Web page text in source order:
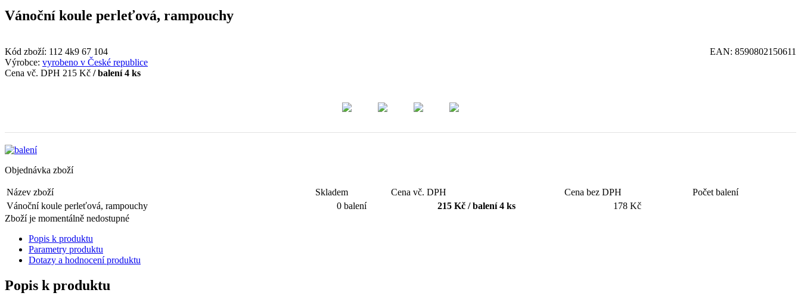
Vánoční koule perleťová, rampouchy
Kód zboží: 112 4k9 67 104 EAN: 8590802150611
Výrobce: vyrobeno v České republice
Cena vč. DPH 215 Kč / balení 4 ks
Objednávka zboží
Název zboží Skladem Cena vč. DPH Cena bez DPH
Počet balení
Vánoční koule perleťová, rampouchy
0 balení 215 Kč / balení 4 ks
178 Kč
Zboží je momentálně nedostupné
Popis k produktu
Parametry produktu
Dotazy a hodnocení produktu
Popis k produktu